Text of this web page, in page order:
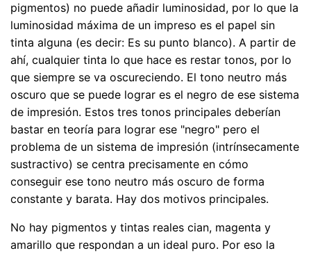
pigmentos) no puede añadir luminosidad, por lo que la
luminosidad máxima de un impreso es el papel sin
tinta alguna (es decir: Es su punto blanco). A partir de
ahí, cualquier tinta lo que hace es restar tonos, por lo
que siempre se va oscureciendo. El tono neutro más
oscuro que se puede lograr es el negro de ese sistema
de impresión. Estos tres tonos principales deberían
bastar en teoría para lograr ese "negro" pero el
problema de un sistema de impresión (intrínsecamente
sustractivo) se centra precisamente en cómo
conseguir ese tono neutro más oscuro de forma
constante y barata. Hay dos motivos principales.
No hay pigmentos y tintas reales cian, magenta y
amarillo que respondan a un ideal puro. Por eso la